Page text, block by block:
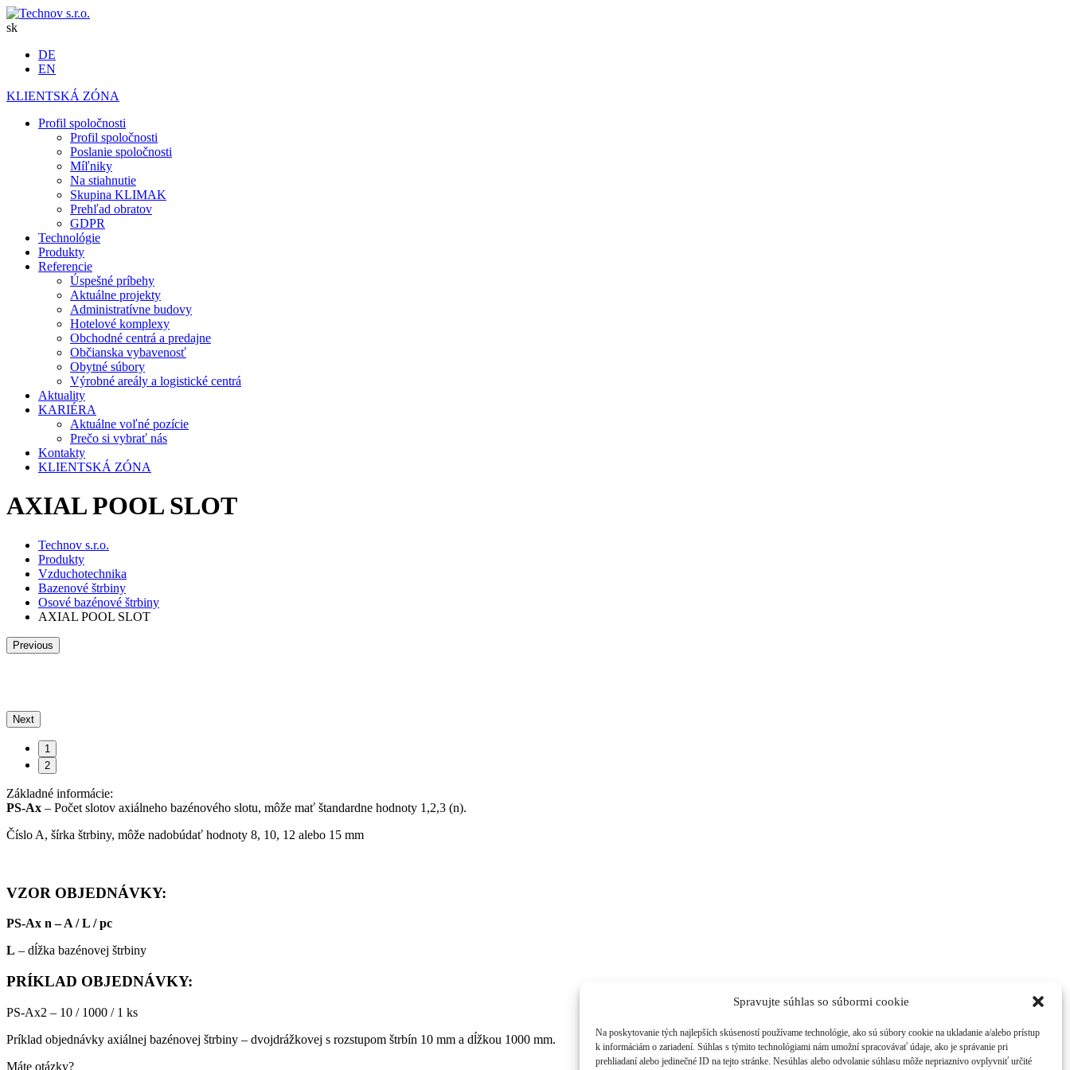
Spravujte súhlas so súbormi cookie
Na poskytovanie tých najlepších skúseností používame technológie, ako sú súbory cookie na ukladanie a/alebo prístup
k informáciám o zariadení. Súhlas s týmito technológiami nám umožní spracovávať údaje, ako je správanie pri
prehliadaní alebo jedinečné ID na tejto stránke. Nesúhlas alebo odvolanie súhlasu môže nepriaznivo ovplyvniť určité
sk
DE
EN
KLIENTSKÁ ZÓNA
Profil spoločnosti
Profil spoločnosti
Poslanie spoločnosti
Míľniky
Na stiahnutie
Skupina KLIMAK
Prehľad obratov
GDPR
Technológie
Produkty
Referencie
Úspešné príbehy
Aktuálne projekty
Administratívne budovy
Hotelové komplexy
Obchodné centrá a predajne
Občianska vybavenosť
Obytné súbory
Výrobné areály a logistické centrá
Aktuality
KARIÉRA
Aktuálne voľné pozície
Prečo si vybrať nás
Kontakty
KLIENTSKÁ ZÓNA
AXIAL POOL SLOT
Technov s.r.o.
Produkty
Vzduchotechnika
Bazenové štrbiny
Osové bazénové štrbiny
AXIAL POOL SLOT
Previous
Next
1
2
Základné informácie:
PS-Ax – Počet slotov axiálneho bazénového slotu, môže mať štandardne hodnoty 1,2,3 (n).
Číslo A, šírka štrbiny, môže nadobúdať hodnoty 8, 10, 12 alebo 15 mm
VZOR OBJEDNÁVKY:
PS-Ax n – A / L / pc
L – dĺžka bazénovej štrbiny
PRÍKLAD OBJEDNÁVKY:
PS-Ax2 – 10 / 1000 / 1 ks
Príklad objednávky axiálnej bazénovej štrbiny – dvojdrážkovej s rozstupom štrbín 10 mm a dĺžkou 1000 mm.
Máte otázky?